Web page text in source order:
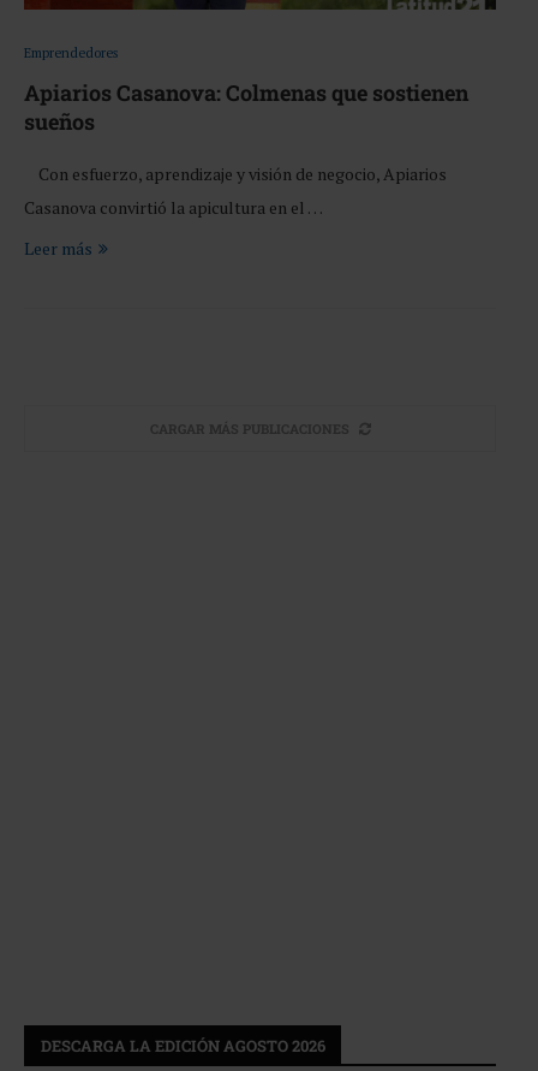
Emprendedores
Apiarios Casanova: Colmenas que sostienen
sueños
Con esfuerzo, aprendizaje y visión de negocio, Apiarios
Casanova convirtió la apicultura en el …
Leer más
CARGAR MÁS PUBLICACIONES
DESCARGA LA EDICIÓN AGOSTO 2026